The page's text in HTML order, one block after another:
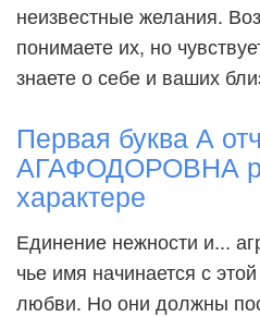
неизвестные желания.
понимаете их, но
знаете о себе и ваших
Первая буква А
АГАФОДОРОВНА
характере
Единение нежности и...
чье имя начинается с
любви. Но они должны